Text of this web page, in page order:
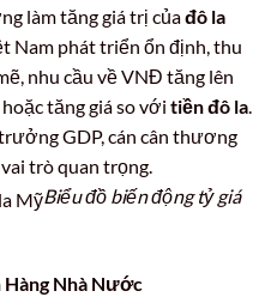
làm tăng giá trị củađô la
Nam phát triển ổn định, thu
nhu cầu về VNĐ tăng lên
tăng giá so với tiền đô la.
GDP, cán cân thương
trò quan trọng.
Biểu đồ biến động tỷ giá
Hàng Nhà Nước